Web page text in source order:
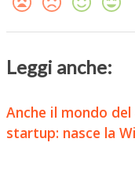
Leggi anche:
Anche il mondo
startup: nasce la